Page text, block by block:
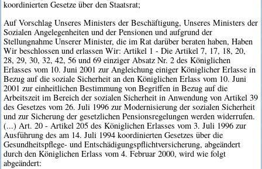
koordinierten Gesetze über den Staatsrat;
Auf Vorschlag Unseres Ministers der Beschäftigung, Unseres Ministers der
Sozialen Angelegenheiten und der Pensionen und aufgrund der
Stellungnahme Unserer Minister, die im Rat darüber beraten haben, Haben
Wir beschlossen und erlassen Wir: Artikel 1 - Die Artikel 7, 17, 18, 20,
28, 29, 30, 32, 42, 56 und 69 einziger Absatz Nr. 2 des Königlichen
Erlasses vom 10. Juni 2001 zur Angleichung einiger Königlicher Erlasse in
Bezug auf die soziale Sicherheit an den Königlichen Erlass vom 10. Juni
2001 zur einheitlichen Bestimmung von Begriffen in Bezug auf die
Arbeitszeit im Bereich der sozialen Sicherheit in Anwendung von Artikel 39
des Gesetzes vom 26. Juli 1996 zur Modernisierung der sozialen Sicherheit
und zur Sicherung der gesetzlichen Pensionsregelungen werden widerrufen.
(...) Art. 20 - Artikel 205 des Königlichen Erlasses vom 3. Juli 1996 zur
Ausführung des am 14. Juli 1994 koordinierten Gesetzes über die
Gesundheitspflege- und Entschädigungspflichtversicherung, abgeändert
durch den Königlichen Erlass vom 4. Februar 2000, wird wie folgt
abgeändert: